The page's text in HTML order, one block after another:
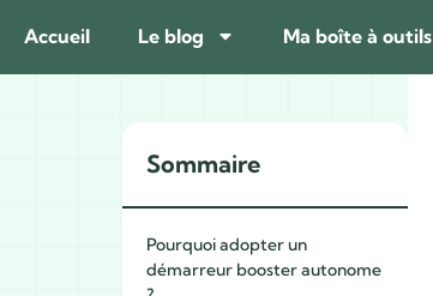
Accueil Le blog Ma boîte à outils
Sommaire
Pourquoi adopter un
démarreur booster autonome